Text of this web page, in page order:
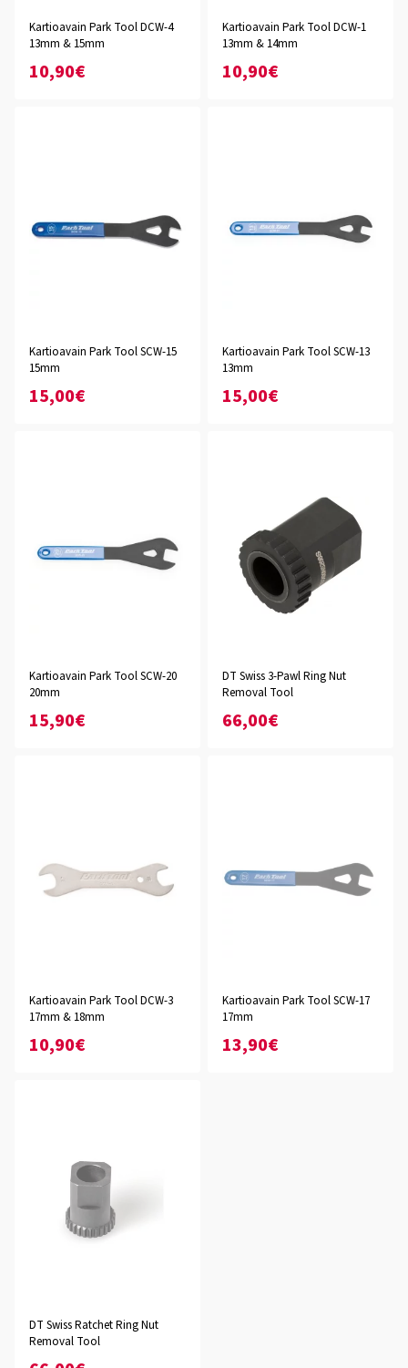
Kartioavain Park Tool DCW-4
13mm & 15mm
10,90€
Kartioavain Park Tool DCW-1
13mm & 14mm
10,90€
Kartioavain Park Tool SCW-15
15mm
15,00€
Kartioavain Park Tool SCW-13
13mm
15,00€
Kartioavain Park Tool SCW-20
20mm
15,90€
DT Swiss 3-Pawl Ring Nut
Removal Tool
66,00€
Kartioavain Park Tool DCW-3
17mm & 18mm
10,90€
Kartioavain Park Tool SCW-17
17mm
13,90€
DT Swiss Ratchet Ring Nut
Removal Tool